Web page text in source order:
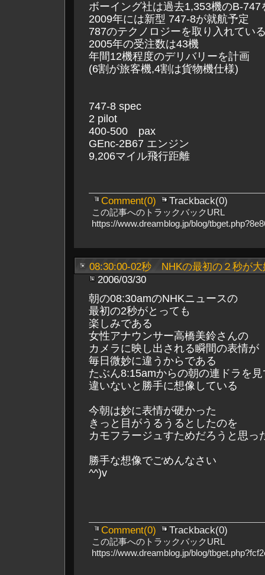
ボーイング社は過去1,353機のB-747
2009年には新型 747-8が就航予定
787のテクノロジーを取り入れてい
2005年の受注数は43機
年間12機程度のデリバリーを計画
(6割が旅客機,4割は貨物機仕様)
747-8 spec
2 pilot
400-500 pax
GEnc-2B67 エンジン
9,206マイル飛行距離
Comment(0) Trackback(0)
この記事へのトラックバックURL
https://www.dreamblog.jp/blog/
08:30:00-02秒 NHKの最初の２秒が大
2006/03/30
朝の08:30amのNHKニュースの
最初の2秒がとっても
楽しみである
女性アナウンサー高橋美鈴さんの
カメラに映し出される瞬間の表情が
毎日微妙に違うからである
たぶん8:15amからの朝の連ドラを
違いないと勝手に想像している
今朝は妙に表情が硬かった
きっと目がうるうるとしたのを
カモフラージュすためだろうと思っ
勝手な想像でごめんなさい
^^)v
Comment(0) Trackback(0)
この記事へのトラックバックURL
https://www.dreamblog.jp/blog/